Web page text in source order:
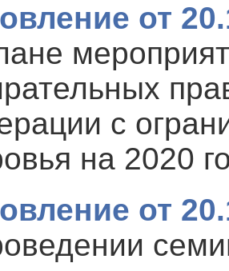
от
с
на 2020
от